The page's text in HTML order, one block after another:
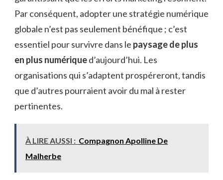
Par conséquent, adopter une stratégie numérique
globale n’est pas seulement bénéfique ; c’est
essentiel pour survivre dans le paysage de plus
en plus numériqued’aujourd’hui. Les
organisations qui s’adaptent prospéreront, tandis
que d’autres pourraient avoir du mal à rester
pertinentes.
À LIRE AUSSI : Compagnon Apolline De
Malherbe